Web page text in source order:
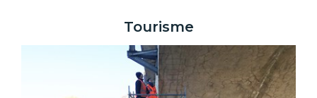
Tourisme